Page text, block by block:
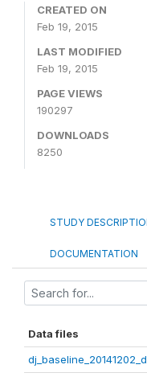
CREATED ON
Feb 19, 2015
LAST MODIFIED
Feb 19, 2015
PAGE VIEWS
190297
DOWNLOADS
8250
STUDY
DOCUMENTATION
Data files